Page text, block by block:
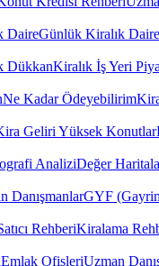
DaireGünlük Kiralık Daire
DükkanKiralık İş Yeri
Ne Kadar Ödeyebilirim
Geliri Yüksek Konutlar
AnaliziDeğer
DanışmanlarGYF
RehberiKiralama
Emlak OfisleriUzman